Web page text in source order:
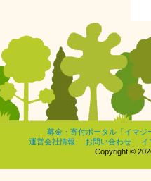
募金・寄付ポータル「イマジ
運営会社情報
お問い合わせ
イ
Copyright ©